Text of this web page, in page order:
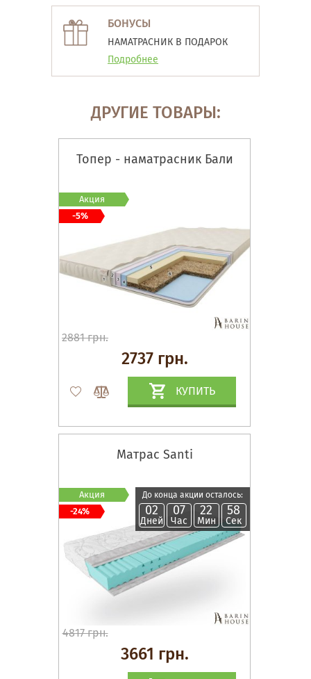
БОНУСЫ
НАМАТРАСНИК В ПОДАРОК
Подробнее
ДРУГИЕ ТОВАРЫ:
Топер - наматрасник Бали
2881 грн.
2737 грн.
КУПИТЬ
Акция
-5%
Матрас Santi
До конца акции осталось:
02
Дней
07
Час
22
Мин
57
Сек
4817 грн.
3661 грн.
Акция
-24%